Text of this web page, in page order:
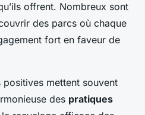
offrent. Nombreux sont
des parcs où chaque
fort en faveur de
positives mettent souvent
des pratiques